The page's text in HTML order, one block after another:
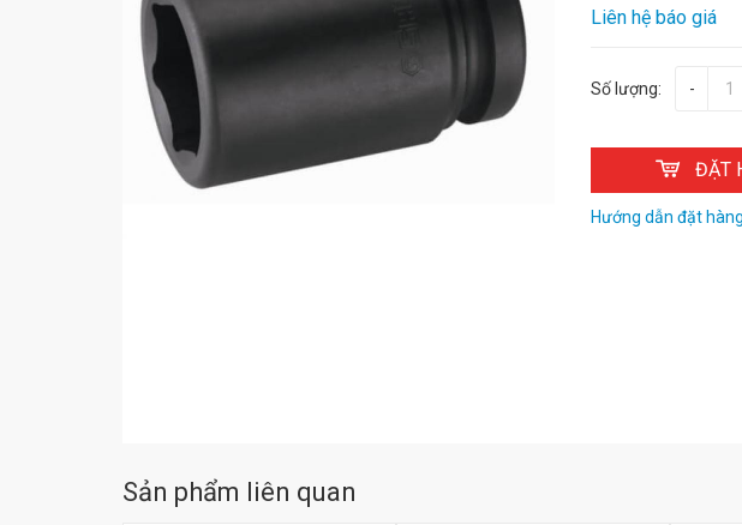
Liên hệ báo giá
Số lượng: -
ĐẶT
Hướng dẫn đặt
Sản phẩm liên quan